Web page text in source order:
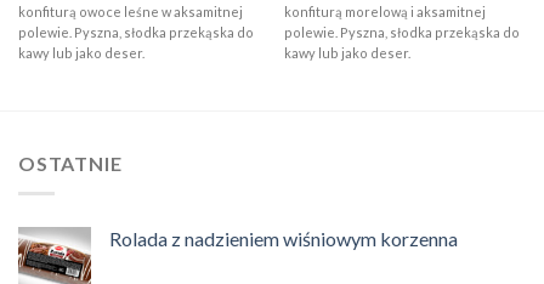
konfiturą owoce leśne w aksamitnej
polewie. Pyszna, słodka przekąska do
kawy lub jako deser.
konfiturą morelową i aksamitnej
polewie. Pyszna, słodka przekąska do
kawy lub jako deser.
OSTATNIE
Rolada z nadzieniem wiśniowym korzenna